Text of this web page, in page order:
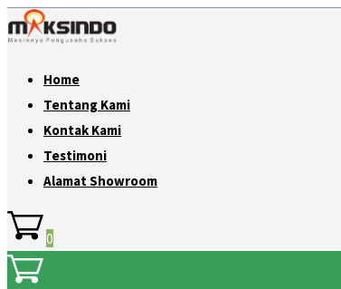
Home
Tentang Kami
Kontak Kami
Testimoni
Alamat Showroom
0